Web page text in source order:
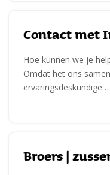
Contact met
Hoe kunnen we je
Omdat het ons
ervaringsdeskundige…
Broers |